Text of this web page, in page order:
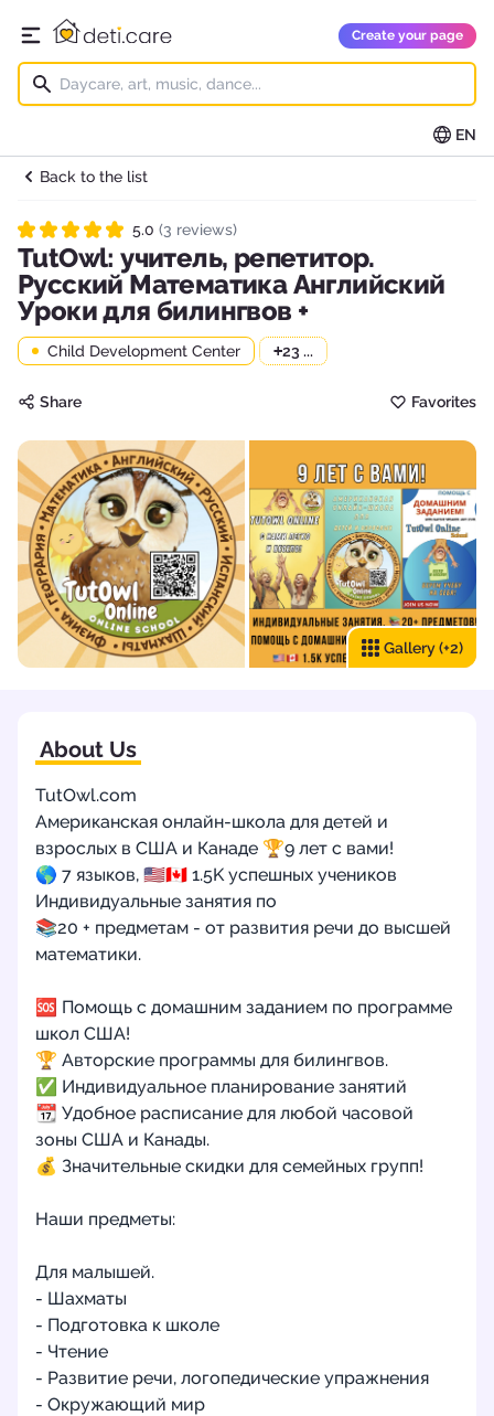
Open main menu
deti.care Create your page
EN
Back to the list
Rated 5.0 out of 5
5.0 (3 reviews)
TutOwl: учитель, репетитор.
Русский Математика Английский
Уроки для билингвов +
Child Development Center +23 ...
Share Favorites
Gallery(+2)
About Us
TutOwl.com
Американская онлайн-школа для детей и
взрослых в США и Канаде 🏆9 лет с вами!
🌎 7 языков, 🇺🇸🇨🇦 1.5K успешных учеников
Индивидуальные занятия по
📚20 + предметам - от развития речи до высшей
математики.
🆘 Помощь с домашним заданием по программе
школ США!
🏆 Авторские программы для билингвов.
✅ Индивидуальное планирование занятий
📆 Удобное расписание для любой часовой
зоны США и Канады.
💰 Значительные скидки для семейных групп!
Наши предметы:
Для малышей.
- Шахматы
- Подготовка к школе
- Чтение
- Развитие речи, логопедические упражнения
- Окружающий мир